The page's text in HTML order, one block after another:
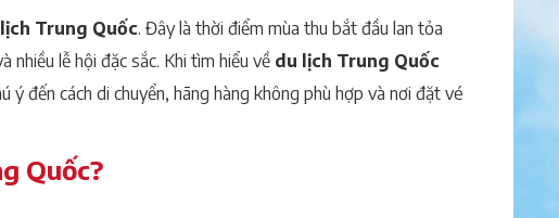
Trung Quốc. Đây là thời điểm mùa thu bắt đầu lan tỏa
nhiều lễ hội đặc sắc. Khi tìm hiểu về du lịch Trung Quốc
ý đến cách di chuyển, hãng hàng không phù hợp và nơi đặt vé
Quốc?